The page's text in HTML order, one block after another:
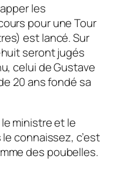
les
pour une Tour
est lancé. Sur
seront jugés
celui deGustave
20 ans fondé sa
le ministre et le
connaissez, c’est
des poubelles.